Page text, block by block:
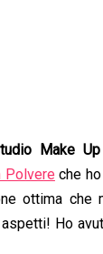
Make Up
Polvere che
ottima
Ho